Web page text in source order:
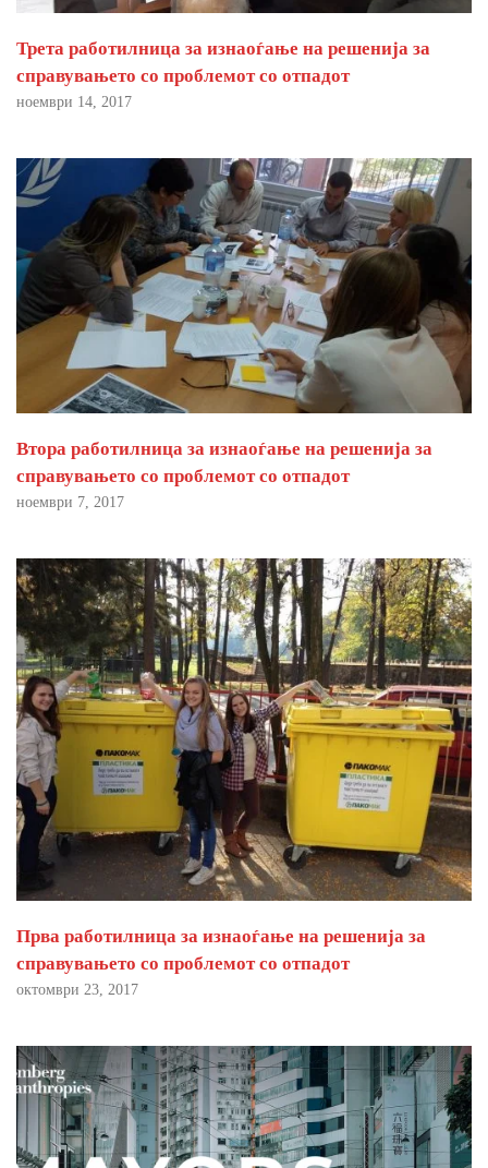
Трета работилница за изнаоѓање на решенија за
справувањето со проблемот со отпадот
ноември 14, 2017
Втора работилница за изнаоѓање на решенија за
справувањето со проблемот со отпадот
ноември 7, 2017
Прва работилница за изнаоѓање на решенија за
справувањето со проблемот со отпадот
октомври 23, 2017